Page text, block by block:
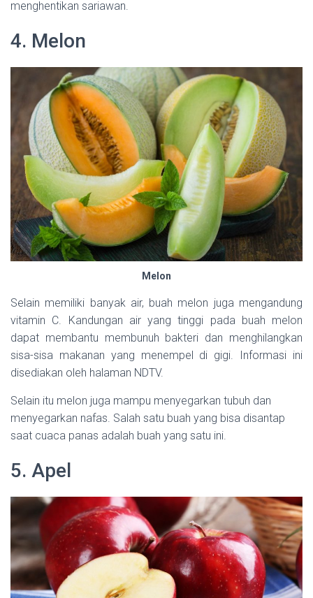
menghentikan sariawan.
4. Melon
Melon
Selain memiliki banyak air, buah melon juga mengandung
vitamin C. Kandungan air yang tinggi pada buah melon
dapat membantu membunuh bakteri dan menghilangkan
sisa-sisa makanan yang menempel di gigi. Informasi ini
disediakan oleh halaman NDTV.
Selain itu melon juga mampu menyegarkan tubuh dan
menyegarkan nafas. Salah satu buah yang bisa disantap
saat cuaca panas adalah buah yang satu ini.
5. Apel